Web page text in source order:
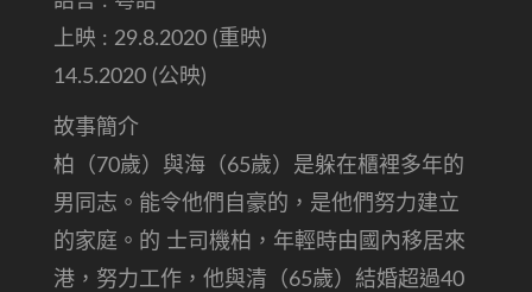
上映 : 29.8.2020 (重映)
14.5.2020 (公映)
故事簡介
柏（70歲）與海（65歲）是躲在櫃裡多年的
男同志。能令他們自豪的，是他們努力建立
的家庭。的 士司機柏，年輕時由國內移居來
港，努力工作，他與清（65歲）結婚超過40